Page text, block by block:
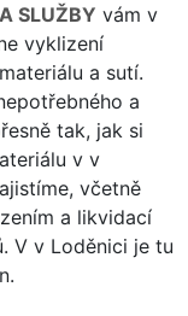
SLUŽBY vám v
vyklizení
a sutí.
a
tak, jak si
v v
včetně
a likvidací
V v Loděnici je tu